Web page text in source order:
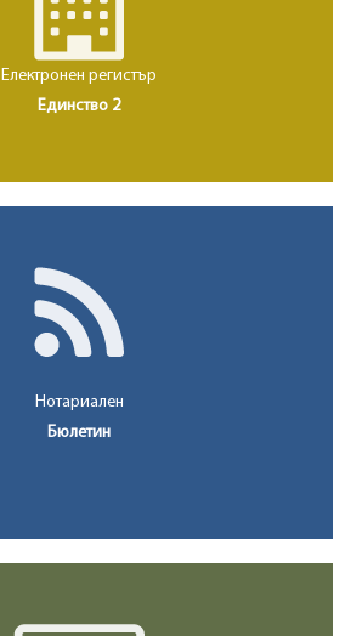
Електронен регистър
Единство 2
Нотариален
Бюлетин